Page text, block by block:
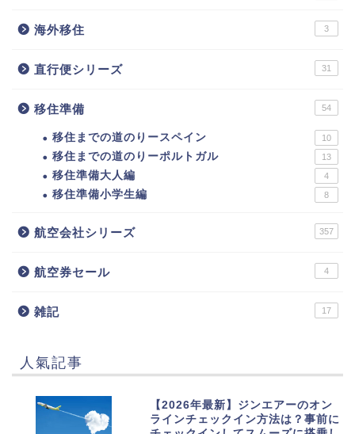
海外移住 3
直行便シリーズ 31
移住準備 54
移住までの道のりースペイン 10
移住までの道のりーポルトガル 13
移住準備大人編 4
移住準備小学生編 8
航空会社シリーズ 357
航空券セール 4
雑記 17
人氣記事
【2026年最新】ジンエアーのオン
ラインチェックイン方法は？事前に